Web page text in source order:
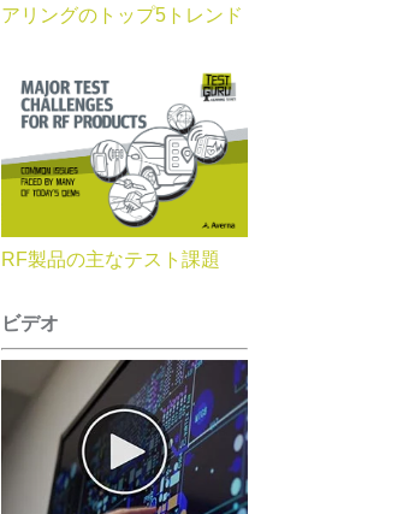
アリングのトップ5トレンド
RF製品の主なテスト課題
ビデオ